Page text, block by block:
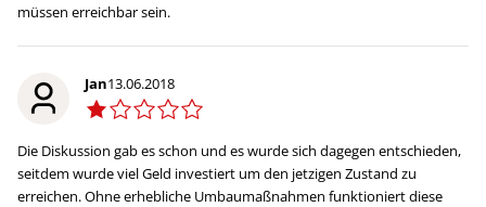
müssen erreichbar sein.
Jan13.06.2018
Die Diskussion gab es schon und es wurde sich dagegen entschieden,
seitdem wurde viel Geld investiert um den jetzigen Zustand zu
erreichen. Ohne erhebliche Umbaumaßnahmen funktioniert diese